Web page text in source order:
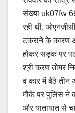
b
o
o
k
संख्या uk07fw
रही थी,
टकराने के कारण
होकर सड़क पर
श्री करण तोमर
व कार में बैठे तीन
मौके पर पुलिस ने
और यातायात से